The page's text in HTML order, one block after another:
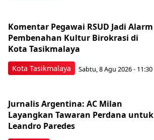
Kota Tasikmalaya
Komentar Pegawai RSUD Jadi Alarm
Pembenahan Kultur Birokrasi di
Kota Tasikmalaya
Sabtu, 8 Agu 2026 - 11:30
Jurnalis Argentina: AC Milan
Layangkan Tawaran Perdana untuk
Leandro Paredes